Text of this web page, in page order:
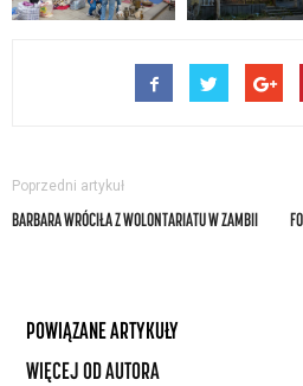
Poprzedni artykuł
BARBARA WRÓCIŁA Z WOLONTARIATU W ZAMBII
POWIĄZANE ARTYKUŁY
WIĘCEJ OD AUTORA